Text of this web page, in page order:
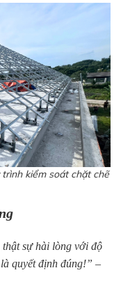
kiểm soát chặt chẽ
sự hài lòng với độ
quyết định đúng!” –